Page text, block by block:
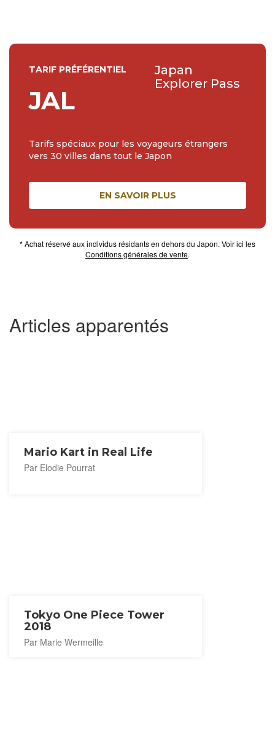
Articles apparentés
Mario Kart in Real Life
Par Elodie Pourrat
Tokyo One Piece Tower
2018
Par Marie Wermeille
TARIF PRÉFÉRENTIEL
JAL
Japan
Explorer Pass
Tarifs spéciaux pour les voyageurs étrangers
vers 30 villes dans tout le Japon
EN SAVOIR PLUS
* Achat réservé aux individus résidants en dehors du Japon. Voir ici les
Conditions générales de vente.